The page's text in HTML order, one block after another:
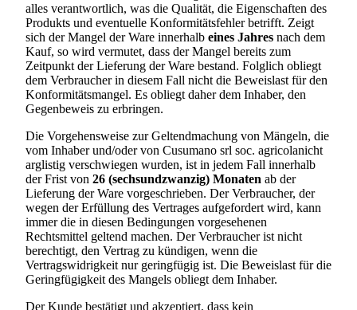
alles verantwortlich, was die Qualität, die Eigenschaften des
Produkts und eventuelle Konformitätsfehler betrifft. Zeigt
sich der Mangel der Ware innerhalb eines Jahres nach dem
Kauf, so wird vermutet, dass der Mangel bereits zum
Zeitpunkt der Lieferung der Ware bestand. Folglich obliegt
dem Verbraucher in diesem Fall nicht die Beweislast für den
Konformitätsmangel. Es obliegt daher dem Inhaber, den
Gegenbeweis zu erbringen.
Die Vorgehensweise zur Geltendmachung von Mängeln, die
vom Inhaber und/oder von Cusumano srl soc. agricolanicht
arglistig verschwiegen wurden, ist in jedem Fall innerhalb
der Frist von 26 (sechsundzwanzig) Monaten ab der
Lieferung der Ware vorgeschrieben. Der Verbraucher, der
wegen der Erfüllung des Vertrages aufgefordert wird, kann
immer die in diesen Bedingungen vorgesehenen
Rechtsmittel geltend machen. Der Verbraucher ist nicht
berechtigt, den Vertrag zu kündigen, wenn die
Vertragswidrigkeit nur geringfügig ist. Die Beweislast für die
Geringfügigkeit des Mangels obliegt dem Inhaber.
Der Kunde bestätigt und akzeptiert, dass kein